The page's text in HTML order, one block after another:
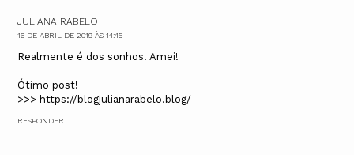
JULIANA RABELO
16 DE ABRIL DE 2019 ÀS 14:45
Realmente é dos sonhos! Amei!
Ótimo post!
>>> https://blogjulianarabelo.blog/
RESPONDER